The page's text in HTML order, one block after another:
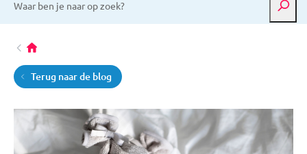
Op werkdagen voor 22:00 besteld, morgen in huis
Terug naar de blog